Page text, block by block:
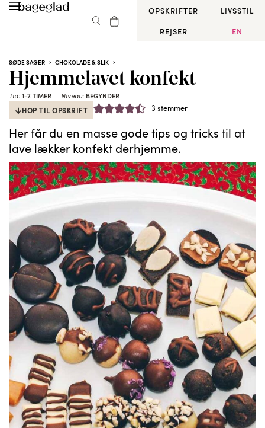
OPSKRIFTER
LIVSSTIL
REJSER
EN
SØDE SAGER CHOKOLADE & SLIK
Hjemmelavet konfekt
Tid: 1-2 TIMER Niveau: BEGYNDER
HOP TIL OPSKRIFT
3 stemmer
Her får du en masse gode tips og tricks til at
lave lækker konfekt derhjemme.